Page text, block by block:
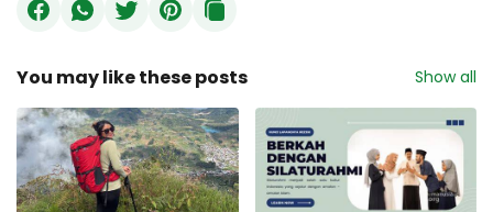
You may like these posts Show all